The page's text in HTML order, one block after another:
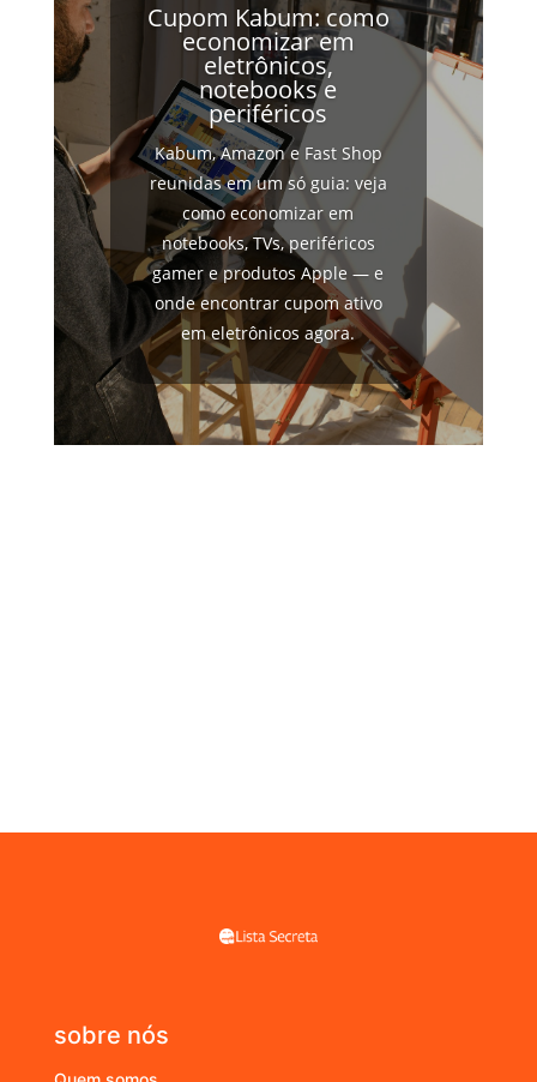
Cupom Kabum: como
economizar em
eletrônicos,
notebooks e
periféricos
Kabum, Amazon e Fast Shop
reunidas em um só guia: veja
como economizar em
notebooks, TVs, periféricos
gamer e produtos Apple — e
onde encontrar cupom ativo
em eletrônicos agora.
sobre nós